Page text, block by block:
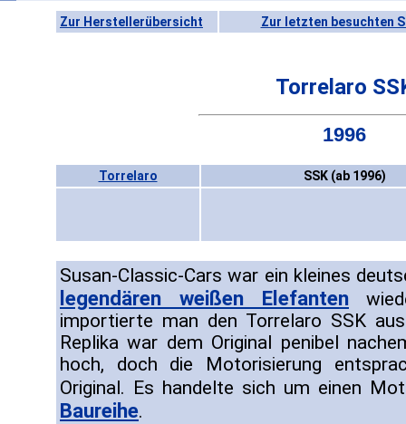
Zur Herstellerübersicht Zur letzten besuchten
Torrelaro
1996
Torrelaro SSK (ab 1996)
Susan-Classic-Cars war ein kleines
legendären weißen Elefanten
importierte man den Torrelaro SSK
Replika war dem Original penibel
hoch, doch die Motorisierung
Original. Es handelte sich um einen
Baureihe.